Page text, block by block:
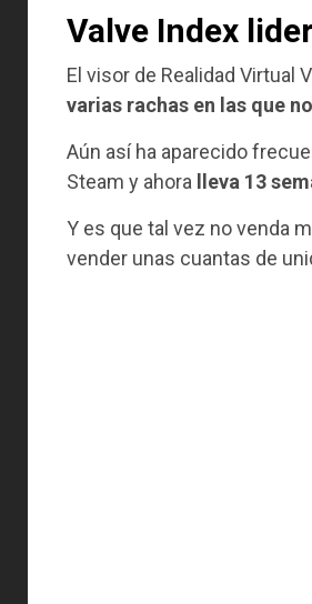
Valve Index
El visor de Realidad Virtual
varias rachas en las que
Aún así ha aparecido
Steam y ahora lleva 13
Y es que tal vez no venda
vender unas cuantas de